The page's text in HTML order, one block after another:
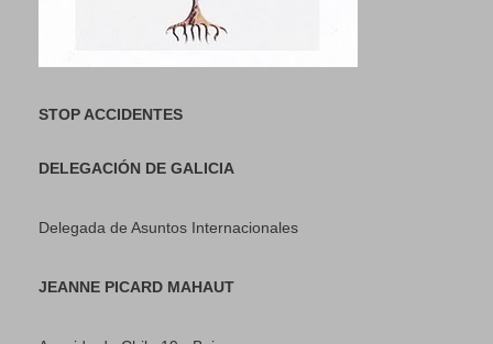
STOP ACCIDENTES
DELEGACIÓN DE GALICIA
Delegada de Asuntos Internacionales
JEANNE PICARD MAHAUT